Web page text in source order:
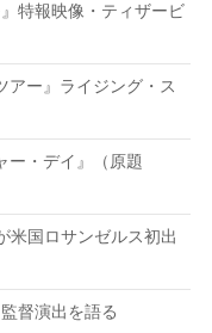
特報映像・ティザービ
アー』ライジング・ス
ー・デイ』（原題
米国ロサンゼルス初出
督演出を語る